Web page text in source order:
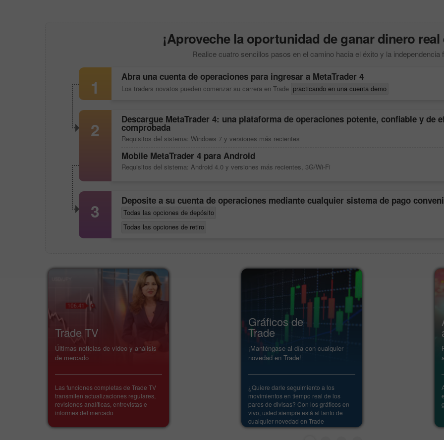
¡Aproveche la oportunidad de ganar dinero real
Realice cuatro sencillos pasos en el camino hacia el éxito y la independencia
1 Abra una cuenta de operaciones para ingresar a MetaTrader 4
Los traders novatos pueden comenzar su carrera en Trade practicando en una cuenta demo
2 Descargue MetaTrader 4: una plataforma de operaciones potente, confiable y de
comprobada
Requisitos del sistema: Windows 7 y versiones más recientes
Mobile MetaTrader 4 para Android
Requisitos del sistema: Android 4.0 y versiones más recientes, 3G/Wi-Fi
3 Deposite a su cuenta de operaciones mediante cualquier sistema de pago
Todas las opciones de depósito
Todas las opciones de retiro
Trade TV
Últimas noticias de video y análisis
de mercado
Las funciones completas de Trade TV
transmiten actualizaciones regulares,
revisiones analíticas, entrevistas e
informes del mercado
Gráficos de
Trade
¡Manténgase al día con cualquier
novedad en Trade!
¿Quiere darle seguimiento a los
movimientos en tiempo real de los
pares de divisas? Con los gráficos en
vivo, usted siempre está al tanto de
cualquier novedad en Trade